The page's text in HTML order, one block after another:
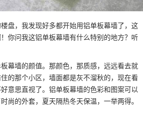
盘，我发现好多都开始用铝单板幕墙了，这
你问我这铝单板幕墙有什么特别的地方？听
幕墙的颜值。那颜色，那质感，远远看去就
的那个小区，墙面都是灰不溜秋的，现在看
意思直视了。铝单板幕墙的色彩和图案可以
尚的外套，夏天隔热冬天保温，一举两得。